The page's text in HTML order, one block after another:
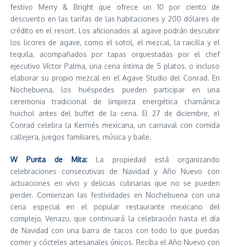
festivo Merry & Bright que ofrece un 10 por ciento de
descuento en las tarifas de las habitaciones y 200 dólares de
crédito en el resort. Los aficionados al agave podrán descubrir
los licores de agave, como el sotol, el mezcal, la raicilla y el
tequila, acompañados por tapas orquestadas por el chef
ejecutivo Víctor Palma, una cena íntima de 5 platos, o incluso
elaborar su propio mezcal en el Agave Studio del Conrad. En
Nochebuena, los huéspedes pueden participar en una
ceremonia tradicional de limpieza energética chamánica
huichol antes del buffet de la cena. El 27 de diciembre, el
Conrad celebra la Kermés mexicana, un carnaval con comida
callejera, juegos familiares, música y baile.
W Punta de Mita: La propiedad está organizando
celebraciones consecutivas de Navidad y Año Nuevo con
actuaciones en vivo y delicias culinarias que no se pueden
perder. Comienzan las festividades en Nochebuena con una
cena especial en el popular restaurante mexicano del
complejo, Venazu, que continuará la celebración hasta el día
de Navidad con una barra de tacos con todo lo que puedas
comer y cócteles artesanales únicos. Reciba el Año Nuevo con